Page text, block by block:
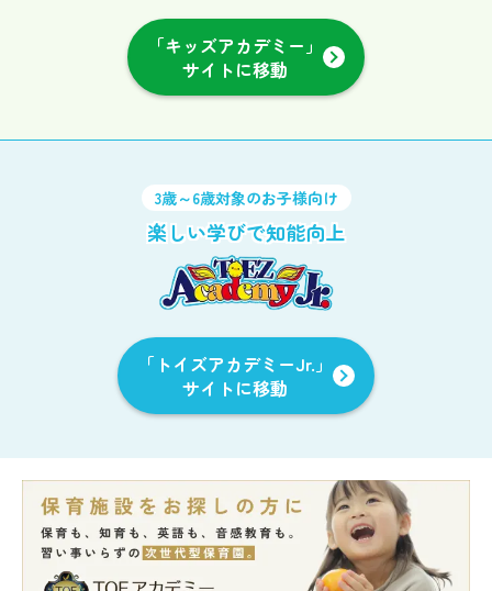
「キッズアカデミー」
サイトに移動
3歳～6歳対象のお子様向け
楽しい学びで知能向上
「トイズアカデミーJr.」
サイトに移動